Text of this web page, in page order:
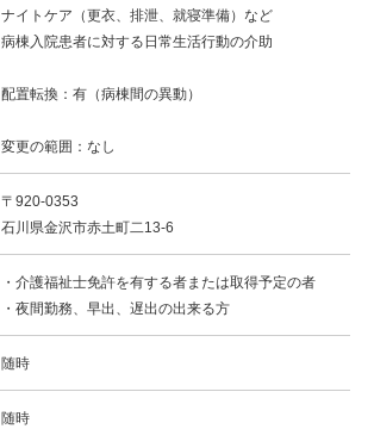
ナイトケア（更衣、排泄、就寝準備）など
病棟入院患者に対する日常生活行動の介助
配置転換：有（病棟間の異動）
変更の範囲：なし
〒920-0353
石川県金沢市赤土町二13-6
・介護福祉士免許を有する者または取得予定の者
・夜間勤務、早出、遅出の出来る方
随時
随時